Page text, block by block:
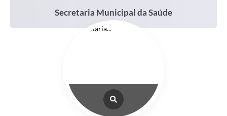
Diário Oficial
Secretaria Municipal da Saúde